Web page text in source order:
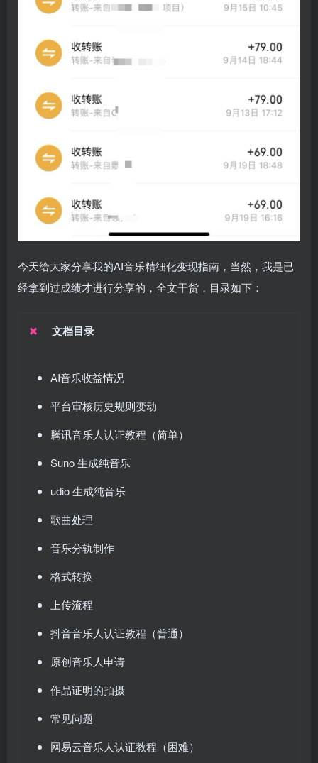
今天给大家分享我的AI音乐精细化变现指南，当然，我是已
经拿到过成绩才进行分享的，全文干货，目录如下：
文档目录
AI音乐收益情况
平台审核历史规则变动
腾讯音乐人认证教程（简单）
Suno 生成纯音乐
udio 生成纯音乐
歌曲处理
音乐分轨制作
格式转换
上传流程
抖音音乐人认证教程（普通）
原创音乐人申请
作品证明的拍摄
常见问题
网易云音乐人认证教程（困难）